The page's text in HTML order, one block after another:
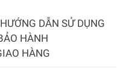
HƯỚNG DẪN SỬ DỤNG
HÀNH
HÀNG